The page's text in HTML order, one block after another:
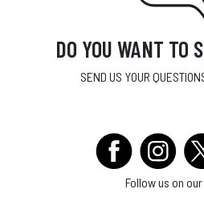
DO YOU WANT TO
SEND US YOUR
Follow us on